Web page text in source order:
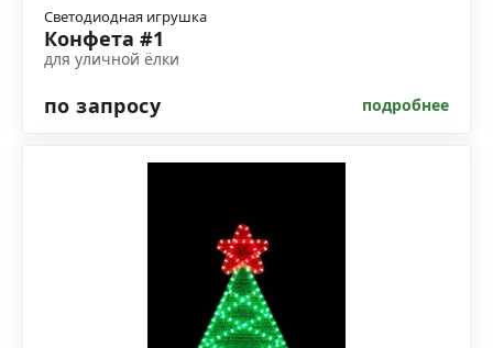
Светодиодная игрушка
Конфета #1
для уличной ёлки
по запросу подробнее